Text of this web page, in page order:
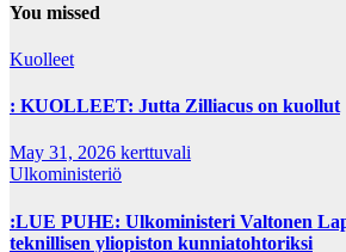
You missed
Kuolleet
: KUOLLEET: Jutta Zilliacus on kuollut
May 31, 2026 kerttuvali
Ulkoministeriö
:LUE PUHE: Ulkoministeri Valtonen
teknillisen yliopiston kunniatohtoriksi